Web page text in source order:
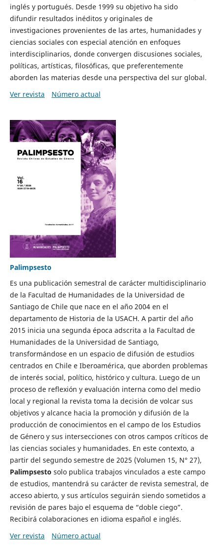
inglés y portugués. Desde 1999 su objetivo ha sido
difundir resultados inéditos y originales de
investigaciones provenientes de las artes, humanidades y
ciencias sociales con especial atención en enfoques
interdisciplinarios, donde convergen discusiones sociales,
políticas, artísticas, filosóficas, que preferentemente
aborden las materias desde una perspectiva del sur global.
Ver revista
Número actual
Palimpsesto
Es una publicación semestral de carácter multidisciplinario
de la Facultad de Humanidades de la Universidad de
Santiago de Chile que nace en el año 2004 en el
departamento de Historia de la USACH. A partir del año
2015 inicia una segunda época adscrita a la Facultad de
Humanidades de la Universidad de Santiago,
transformándose en un espacio de difusión de estudios
centrados en Chile e Iberoamérica, que aborden problemas
de interés social, político, histórico y cultura. Luego de un
proceso de reflexión y evaluación interna como del medio
local y regional la revista toma la decisión de volcar sus
objetivos y alcance hacia la promoción y difusión de la
producción de conocimientos en el campo de los Estudios
de Género y sus intersecciones con otros campos críticos de
las ciencias sociales y humanidades. En este contexto, a
partir del segundo semestre de 2025 (Volumen 15, N° 27),
Palimpsesto solo publica trabajos vinculados a este campo
de estudios, mantendrá su carácter de revista semestral, de
acceso abierto, y sus artículos seguirán siendo sometidos a
revisión de pares bajo el esquema de “doble ciego”.
Recibirá colaboraciones en idioma español e inglés.
Ver revista
Número actual